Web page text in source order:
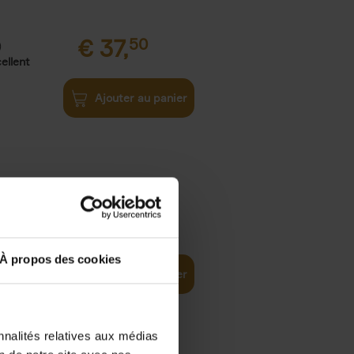
À propos des cookies
relatives aux médias
€ 37,50
Ajouter au panier
world 29,99
Ajouter au panier